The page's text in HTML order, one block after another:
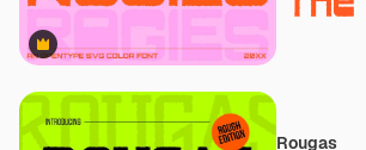
Premium
Rougas